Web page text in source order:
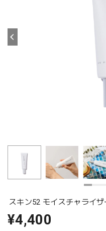
スキン52 モイスチャライ
¥4,400